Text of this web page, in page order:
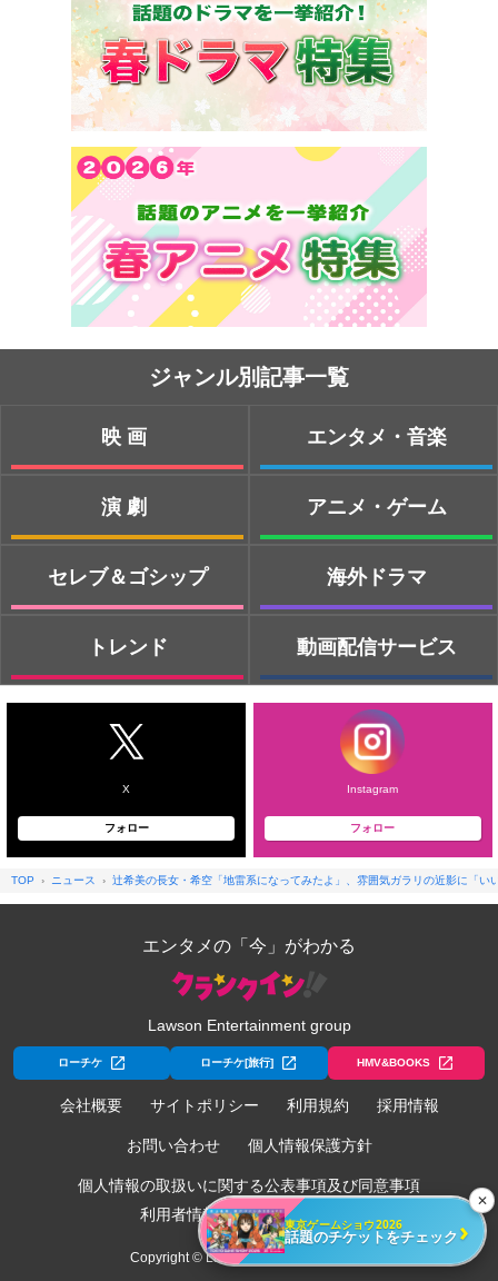
ジャンル別記事一覧
映画
演劇
セレブ＆ゴシップ
トレンド
エンタメ・音楽
アニメ・ゲーム
海外ドラマ
動画配信サービス
X
フォロー
Instagram
フォロー
TOP ニュース 辻希美の長女・希空「地雷系になってみたよ」、雰囲気ガラリの近影に「い
エンタメの「今」がわかる
Lawson Entertainment group
ローチケ ローチケ[旅行] HMV&BOOKS
会社概要 サイトポリシー 利用規約 採用情報
お問い合わせ 個人情報保護方針
個人情報の取扱いに関する公表事項及び同意事項
利用者情報の外部送信について
Copyright © Lawson Entertainment, Inc.
✕
東京ゲームショウ2026
話題のチケットをチェック ›